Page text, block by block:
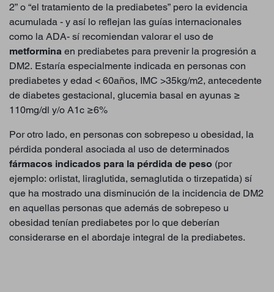
2” o “el tratamiento de la prediabetes” pero la evidencia
acumulada - y así lo reflejan las guías internacionales
como la ADA- sí recomiendan valorar el uso de
metformina en prediabetes para prevenir la progresión a
DM2. Estaría especialmente indicada en personas con
prediabetes y edad < 60años, IMC >35kg/m2, antecedente
de diabetes gestacional, glucemia basal en ayunas ≥
110mg/dl y/o A1c ≥6%
Por otro lado, en personas con sobrepeso u obesidad, la
pérdida ponderal asociada al uso de determinados
fármacos indicados para la pérdida de peso (por
ejemplo: orlistat, liraglutida, semaglutida o tirzepatida) sí
que ha mostrado una disminución de la incidencia de DM2
en aquellas personas que además de sobrepeso u
obesidad tenían prediabetes por lo que deberían
considerarse en el abordaje integral de la prediabetes.